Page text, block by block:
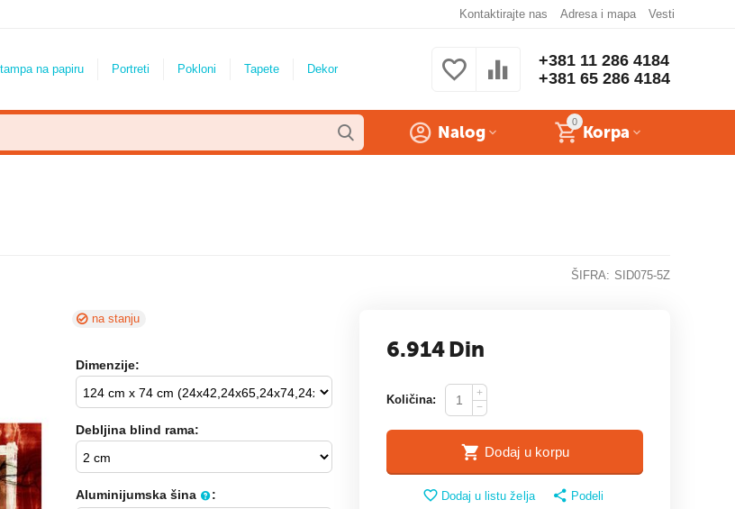
Kontaktirajte nas Adresa i mapa Vesti
na papiru Portreti Pokloni Tapete Dekor
+381 11 286 4184
+381 65 286 4184
0
Korpa
Nalog
ŠIFRA: SID075-5Z
na stanju
Dimenzije:
Debljina blind rama:
Aluminijumska šina :
6.914Din
Količina:
+
−
Dodaj u korpu
Dodaj u listu želja Podeli